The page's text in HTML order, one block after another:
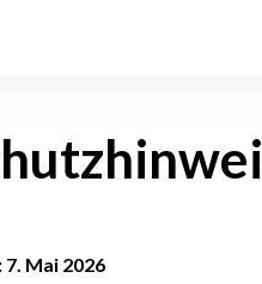
Mai 2026